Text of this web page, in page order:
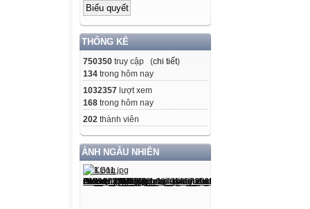
THỐNG KÊ
750350 truy cập (chi tiết)
134 trong hôm nay
1032357 lượt xem
168 trong hôm nay
202 thành viên
ẢNH NGẪU NHIÊN